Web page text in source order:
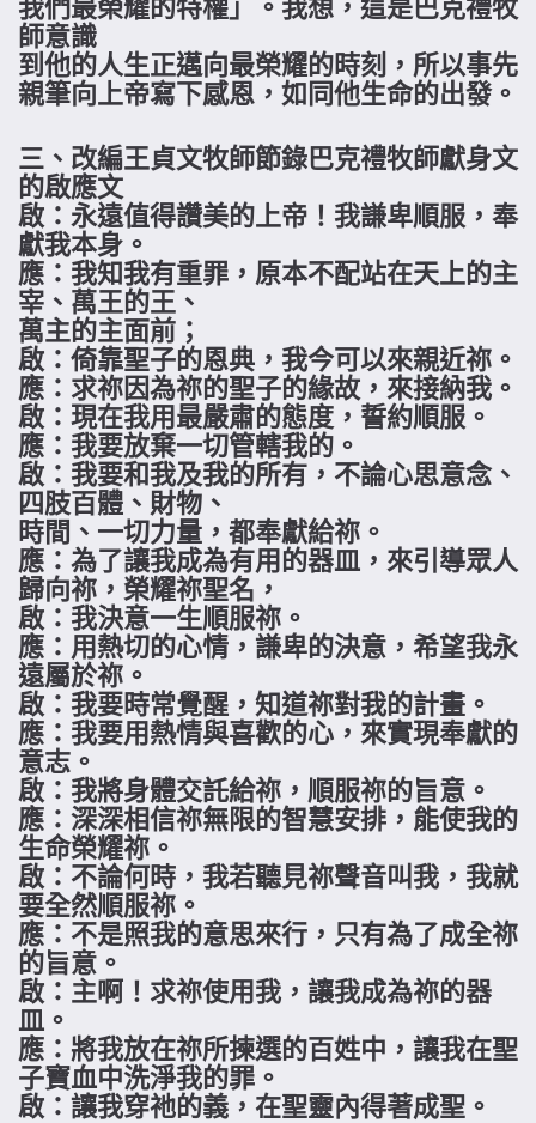
師意識
到他的人生正邁向最榮耀的時刻，所以事先
親筆向上帝寫下感恩，如同他生命的出發。
三、改編王貞文牧師節錄巴克禮牧師獻身文
的啟應文
啟：永遠值得讚美的上帝！我謙卑順服，奉
獻我本身。
應：我知我有重罪，原本不配站在天上的主
宰、萬王的王、
萬主的主面前；
啟：倚靠聖子的恩典，我今可以來親近祢。
應：求祢因為祢的聖子的緣故，來接納我。
啟：現在我用最嚴肅的態度，誓約順服。
應：我要放棄一切管轄我的。
啟：我要和我及我的所有，不論心思意念、
四肢百體、財物、
時間、一切力量，都奉獻給祢。
應：為了讓我成為有用的器皿，來引導眾人
歸向祢，榮耀祢聖名，
啟：我決意一生順服祢。
應：用熱切的心情，謙卑的決意，希望我永
遠屬於祢。
啟：我要時常覺醒，知道祢對我的計畫。
應：我要用熱情與喜歡的心，來實現奉獻的
意志。
啟：我將身體交託給祢，順服祢的旨意。
應：深深相信祢無限的智慧安排，能使我的
生命榮耀祢。
啟：不論何時，我若聽見祢聲音叫我，我就
要全然順服祢。
應：不是照我的意思來行，只有為了成全祢
的旨意。
啟：主啊！求祢使用我，讓我成為祢的器
皿。
應：將我放在祢所揀選的百姓中，讓我在聖
子寶血中洗淨我的罪。
啟：讓我穿祂的義，在聖靈內得著成聖。